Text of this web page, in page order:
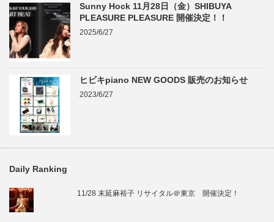
Sunny Hock 11月28日（金）SHIBUYA
PLEASURE PLEASURE 開催決定！！
2025/6/27
ヒビキpiano NEW GOODS 販売のお知らせ
2023/6/27
Daily Ranking
11/28 末延麻裕子 リサイタル＠東京 開催決定！